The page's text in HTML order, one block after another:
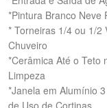
*Pintura Branco Neve
* Torneiras 1/4 ou 1/2
Chuveiro
*Cerâmica Até o Teto
Limpeza
*Janela em Alumínio
de Uso de Cortinas